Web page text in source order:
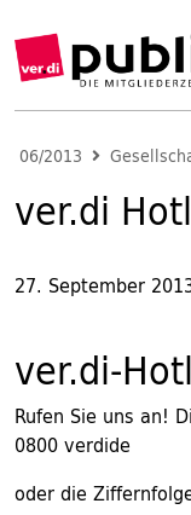
06/2013
ver.di
27. September
ver.di-
Rufen Sie uns an!
0800 verdide
oder die